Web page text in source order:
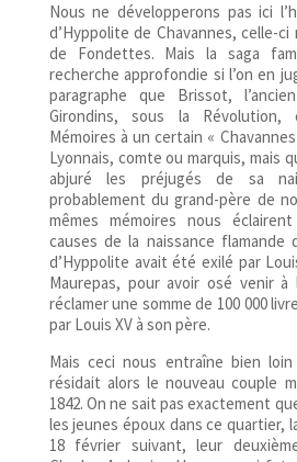
Nous ne développerons pas ici
d’Hyppolite de Chavannes, celle-
de Fondettes. Mais la saga
recherche approfondie si l’on en
paragraphe que Brissot,
Girondins, sous la Révolution,
Mémoires à un certain «
Lyonnais, comte ou marquis, mais
abjuré les préjugés de sa
probablement du grand-père de
mêmes mémoires nous
causes de la naissance flamande
d’Hyppolite avait été exilé par
Maurepas, pour avoir osé venir à
réclamer une somme de 100 000
par Louis XV à son père.
Mais ceci nous entraîne bien
résidait alors le nouveau couple
1842. On ne sait pas exactement
les jeunes époux dans ce quartier,
18 février suivant, leur